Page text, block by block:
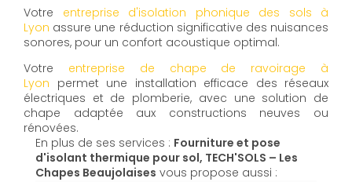
Votre entreprise d'isolation phonique des sols à
Lyon assure une réduction significative des nuisances
sonores, pour un confort acoustique optimal.
Votre entreprise de chape de ravoirage à
Lyon permet une installation efficace des réseaux
électriques et de plomberie, avec une solution de
chape adaptée aux constructions neuves ou
rénovées.
En plus de ses services : Fourniture et pose
d'isolant thermique pour sol, TECH'SOLS – Les
Chapes Beaujolaises vous propose aussi :